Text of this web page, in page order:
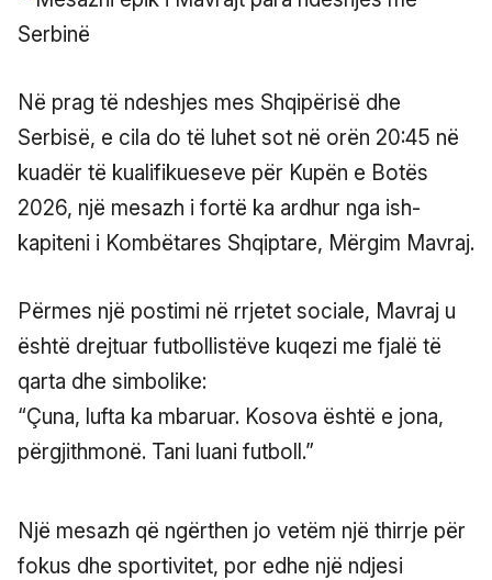
Në prag të ndeshjes mes Shqipërisë dhe
Serbisë, e cila do të luhet sot në orën 20:45 në
kuadër të kualifikueseve për Kupën e Botës
2026, një mesazh i fortë ka ardhur nga ish-
kapiteni i Kombëtares Shqiptare, Mërgim Mavraj.
Përmes një postimi në rrjetet sociale, Mavraj u
është drejtuar futbollistëve kuqezi me fjalë të
qarta dhe simbolike:
“Çuna, lufta ka mbaruar. Kosova është e jona,
përgjithmonë. Tani luani futboll.”
Një mesazh që ngërthen jo vetëm një thirrje për
fokus dhe sportivitet, por edhe një ndjesi